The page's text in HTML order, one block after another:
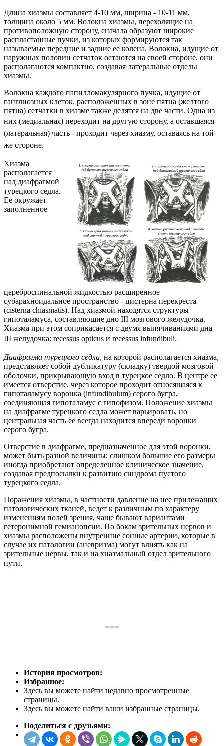
Длина хиазмы составляет 4-10 мм, ширина - 10-11 мм,
толщина около 5 мм. Волокна хиазмы, перехолящие на
противоположную сторону, сначала образуют широкие
распластанные пучки, из которых формируются так
называемые передние и задние ее колена. Волокна, идущие от
наружных половин сетчаток остаются на своей стороне, они
располагаются компактно, создавая латеральные отделы
хиазмы.
Волокна каждого папилломакулярного пучка, идущие от
ганглиозных клеток, расположенных в зоне пятна (желтого
пятна) сетчатки в хиазме также делятся на две части. Одна из
них (медиальная) переходит на другую сторону, а оставшаяся
(латеральная) часть - проходит через хиазму, оставаясь на той
же стороне.
Хиазма
располагается
над диафрагмой
турецкого седла.
Ее окружает
заполненное
цереброспинальной жидкостью расширенное
субарахноидальное пространство - цистерна перекреста
(cisterna chiasmatis). Над хиазмой находятся структуры
гипоталамуса, составляющие дно III мозгового желудочка.
Хиазма при этом соприкасается с двумя выпячиваниями дна
III желудочка: recessus opticus и recessus infundibuli.
Диафрагма турецкого седла, на которой располагается хиазма,
представляет собой дубликатуру (складку) твердой мозговой
оболочки, прикрывающую вход в турецкое седло. В центре ее
имеется отверстие, через которое проходит относящаяся к
гипоталамусу воронка (infundibulum) серого бугра,
соединяющая гипоталамус с гипофизом. Положение хиазмы
на диафрагме турецкого седла может варьировать, но
центральная часть ее всегда находится впереди воронки
серого бугра.
Отверстие в диафрагме, предназначенное для этой воронки,
может быть разной величины; слишком большие его размеры
иногда приобретают определенное клиническое значение,
создавая предпосылки к развитию синдрома пустого
турецкого седла.
Поражения хиазмы, в частности давление на нее прилежащих
патологических тканей, ведет к различным по характеру
изменениям полей зрения, чаще бывают вариантами
гетеронимной гемианопсии. По бокам зрительных нервов и
хиазмы расположены внутренние сонные артерии, которые в
случае их патологии (аневризма) могут влиять как на
зрительные нервы, так и на хиазмальный отдел зрительного
пути.
История просмотров:
Избранное:
Здесь вы можете найти недавно просмотренные
страницы.
Здесь вы можете найти ваши избранные страницы.
Поделиться с друзьями: